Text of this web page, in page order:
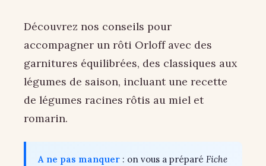
Découvrez nos conseils pour
accompagner un rôti Orloff avec des
garnitures équilibrées, des classiques aux
légumes de saison, incluant une recette
de légumes racines rôtis au miel et
romarin.
A ne pas manquer : on vous a préparé Fiche